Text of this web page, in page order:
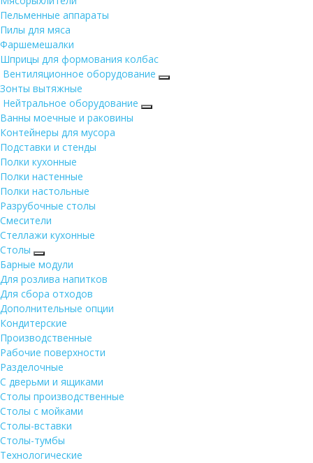
Пельменные аппараты
Пилы для мяса
Фаршемешалки
Шприцы для формования колбас
Вентиляционное оборудование
Зонты вытяжные
Нейтральное оборудование
Ванны моечные и раковины
Контейнеры для мусора
Подставки и стенды
Полки кухонные
Полки настенные
Полки настольные
Разрубочные столы
Смесители
Стеллажи кухонные
Столы
Барные модули
Для розлива напитков
Для сбора отходов
Дополнительные опции
Кондитерские
Производственные
Рабочие поверхности
Разделочные
С дверьми и ящиками
Столы производственные
Столы с мойками
Столы-вставки
Столы-тумбы
Технологические